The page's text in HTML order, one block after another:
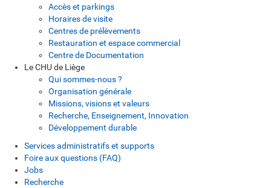
Accès et parkings
Horaires de visite
Centres de prélèvements
Restauration et espace commercial
Centre de Documentation
Le CHU de Liège
Qui sommes-nous ?
Organisation générale
Missions, visions et valeurs
Recherche, Enseignement, Innovation
Développement durable
Services administratifs et supports
Foire aux questions (FAQ)
Jobs
Recherche